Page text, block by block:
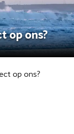
op ons?
op ons?